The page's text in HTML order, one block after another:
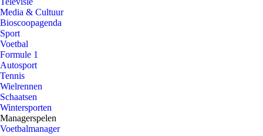
Media & Cultuur
Bioscoopagenda
Sport
Voetbal
Formule 1
Autosport
Tennis
Wielrennen
Schaatsen
Wintersporten
Managerspelen
Voetbalmanager